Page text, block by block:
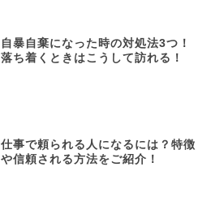
自暴自棄になった時の対処法3つ！
落ち着くときはこうして訪れる！
仕事で頼られる人になるには？特徴
や信頼される方法をご紹介！